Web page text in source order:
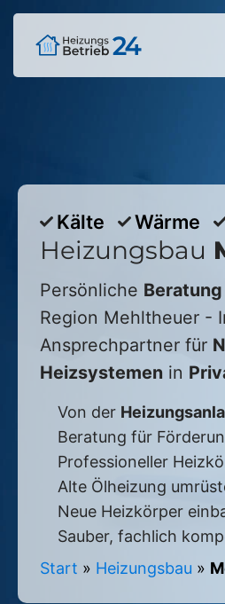
Kälte Wärme
Heizungsbau
Persönliche Beratung
Region Mehltheuer -
Ansprechpartner für
Heizsystemen in
Von der
Beratung für
Professioneller
Alte Ölheizung
Neue Heizkörper
Sauber, fachlich
Start » Heizungsbau »